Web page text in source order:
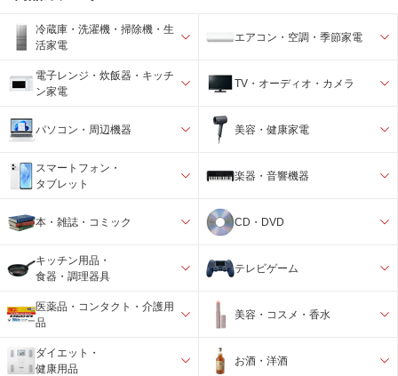
冷蔵庫・洗濯機・掃除機・生
活家電
エアコン・空調・季節家電
電子レンジ・炊飯器・キッチ
ン家電
TV・オーディオ・カメラ
パソコン・周辺機器 美容・健康家電
スマートフォン・
タブレット
楽器・音響機器
本・雑誌・コミック CD・DVD
キッチン用品・
食器・調理器具
テレビゲーム
医薬品・コンタクト・介護用
品
美容・コスメ・香水
ダイエット・
健康用品
お酒・洋酒